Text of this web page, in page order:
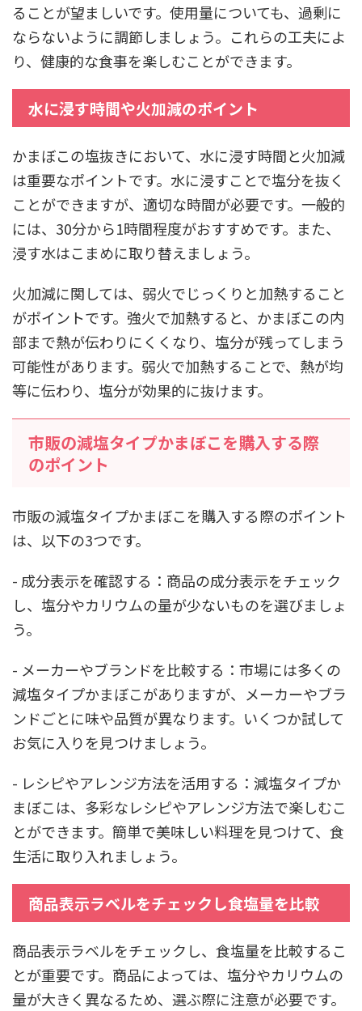
ることが望ましいです。使用量についても、過剰に
ならないように調節しましょう。これらの工夫によ
り、健康的な食事を楽しむことができます。
水に浸す時間や火加減のポイント
かまぼこの塩抜きにおいて、水に浸す時間と火加減
は重要なポイントです。水に浸すことで塩分を抜く
ことができますが、適切な時間が必要です。一般的
には、30分から1時間程度がおすすめです。また、
浸す水はこまめに取り替えましょう。
火加減に関しては、弱火でじっくりと加熱すること
がポイントです。強火で加熱すると、かまぼこの内
部まで熱が伝わりにくくなり、塩分が残ってしまう
可能性があります。弱火で加熱することで、熱が均
等に伝わり、塩分が効果的に抜けます。
市販の減塩タイプかまぼこを購入する際
のポイント
市販の減塩タイプかまぼこを購入する際のポイント
は、以下の3つです。
- 成分表示を確認する：商品の成分表示をチェック
し、塩分やカリウムの量が少ないものを選びましょ
う。
- メーカーやブランドを比較する：市場には多くの
減塩タイプかまぼこがありますが、メーカーやブラ
ンドごとに味や品質が異なります。いくつか試して
お気に入りを見つけましょう。
- レシピやアレンジ方法を活用する：減塩タイプか
まぼこは、多彩なレシピやアレンジ方法で楽しむこ
とができます。簡単で美味しい料理を見つけて、食
生活に取り入れましょう。
商品表示ラベルをチェックし食塩量を比較
商品表示ラベルをチェックし、食塩量を比較するこ
とが重要です。商品によっては、塩分やカリウムの
量が大きく異なるため、選ぶ際に注意が必要です。